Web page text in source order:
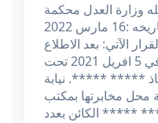
وزارة العدل محكمة
التعقيب عدد القرار: 32958 تاريخه :16 مارس 2022
الآتي: بعد الاطلاع
على مطلب التعقيب المقدم في 5 افريل 2021 تحت
الأستاذ ***** *****. نيابة
مخابرتها بمكتب